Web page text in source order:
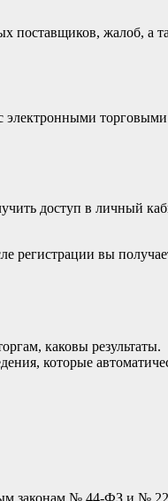
поставщиков, жалоб, а
электронными
доступ в личный
вы
каковы результаты.
которые